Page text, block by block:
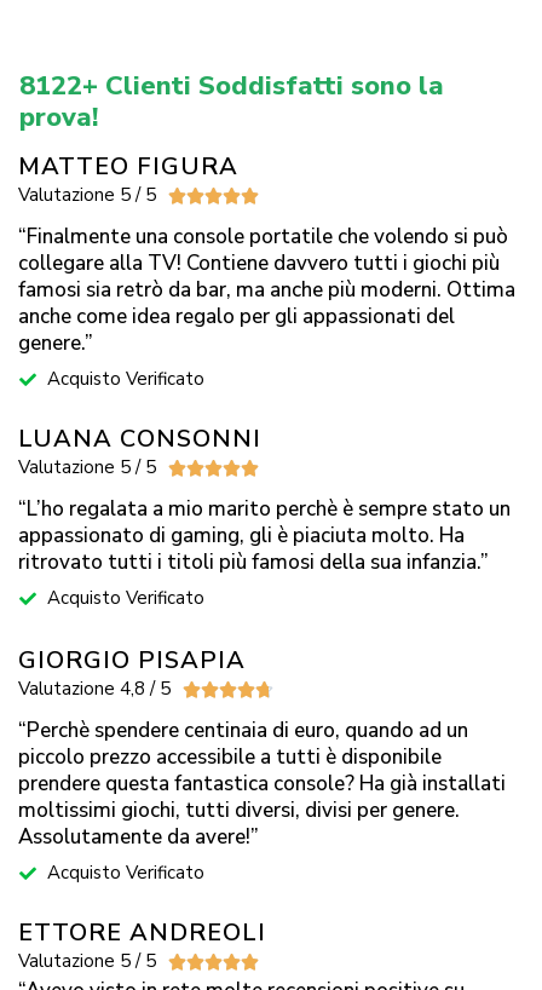
8122+ Clienti Soddisfatti sono la
prova!
MATTEO FIGURA
Valutazione 5 / 5 
“Finalmente una console portatile che volendo si può
collegare alla TV! Contiene davvero tutti i giochi più
famosi sia retrò da bar, ma anche più moderni. Ottima
anche come idea regalo per gli appassionati del
genere.”
Acquisto Verificato
LUANA CONSONNI
Valutazione 5 / 5 
“L’ho regalata a mio marito perchè è sempre stato un
appassionato di gaming, gli è piaciuta molto. Ha
ritrovato tutti i titoli più famosi della sua infanzia.”
Acquisto Verificato
GIORGIO PISAPIA
Valutazione 4,8 / 5 
“Perchè spendere centinaia di euro, quando ad un
piccolo prezzo accessibile a tutti è disponibile
prendere questa fantastica console? Ha già installati
moltissimi giochi, tutti diversi, divisi per genere.
Assolutamente da avere!”
Acquisto Verificato
ETTORE ANDREOLI
Valutazione 5 / 5 